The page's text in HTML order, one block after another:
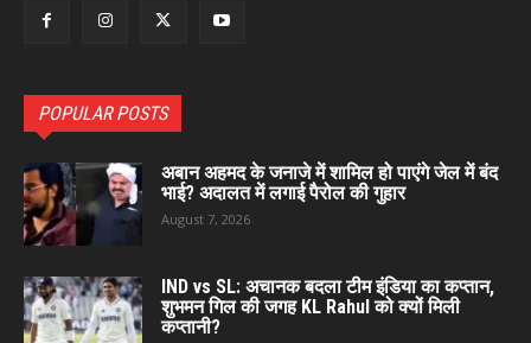
POPULAR POSTS
अबान अहमद के जनाजे में शामिल हो पाएंगे जेल में बंद
भाई? अदालत में लगाई पैरोल की गुहार
August 7, 2026
IND vs SL: अचानक बदला टीम इंडिया का कप्तान,
शुभमन गिल की जगह KL Rahul को क्यों मिली
कप्तानी?